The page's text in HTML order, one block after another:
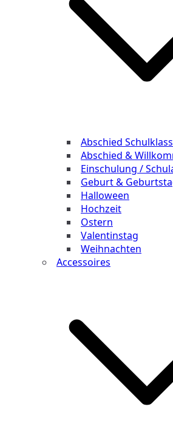
Abschied
Abschied &
Einschulung /
Geburt &
Halloween
Hochzeit
Ostern
Valentinstag
Weihnachten
Accessoires